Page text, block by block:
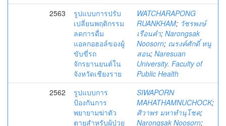
2563
รูปแบบการปรับ
เปลี่ยนพฤติกรรม
ลดการดื่ม
แอลกอฮอล์ของผู้
ขับขี่รถ
จักรยานยนต์ใน
จังหวัดเชียงราย
WATCHARAPONG
RUANKHAM; วัชรพงษ์
เรือนคำ; Narongsak
Noosorn; ณรงค์ศักดิ์ หนู
สอน; Naresuan
University. Faculty of
Public Health
2562
รูปแบบการ
ป้องกันการ
พยายามฆ่าตัว
ตายสำหรับผู้ป่วย
SIWAPORN
MAHATHAMNUCHOCK;
ศิวาพร มหาทำนุโชค;
Narongsak Noosorn;